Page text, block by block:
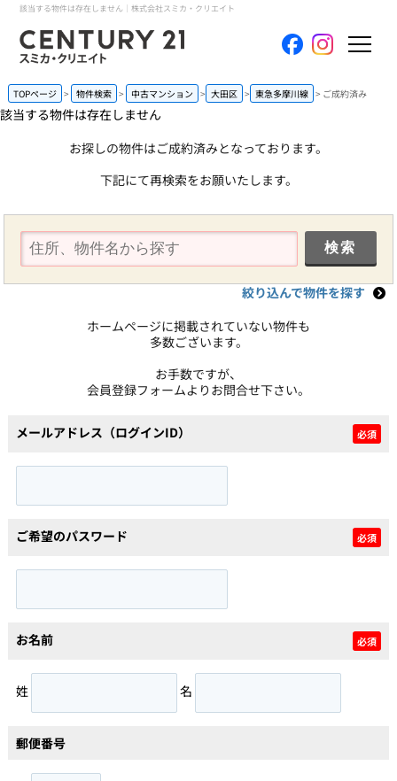
該当する物件は存在しません｜株式会社スミカ・クリエイト
ホーム
当社について
買いたい
売りたい
採用情報
会員メニュー
サイトマップ
TOPページ 物件検索 中古マンション 大田区 東急多摩川線 ご成約済み
該当する物件は存在しません
お探しの物件はご成約済みとなっております。
下記にて再検索をお願いたします。
絞り込んで物件を探す
ホームページに掲載されていない物件も
多数ございます。
お手数ですが、
会員登録フォームよりお問合せ下さい。
メールアドレス（ログインID） 必須
ご希望のパスワード 必須
お名前 必須
姓 名
郵便番号